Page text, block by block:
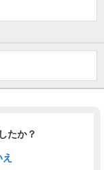
たか？